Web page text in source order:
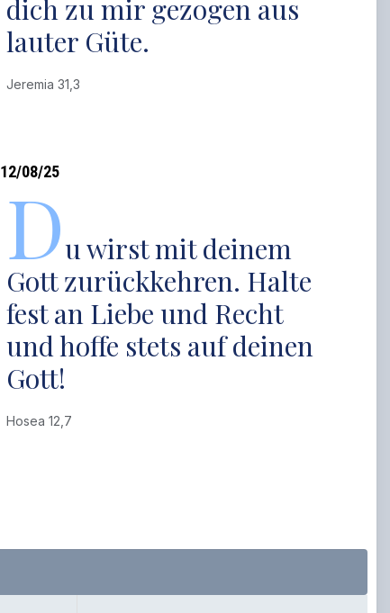
dich zu mir gezogen aus
lauter Güte.
Jeremia 31,3
12/08/25
Du wirst mit deinem
Gott zurückkehren. Halte
fest an Liebe und Recht
und hoffe stets auf deinen
Gott!
Hosea 12,7